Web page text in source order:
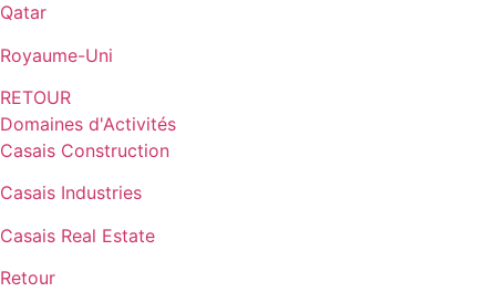
Qatar
Royaume-Uni
RETOUR
Domaines d'Activités
Casais Construction
Casais Industries
Casais Real Estate
Retour